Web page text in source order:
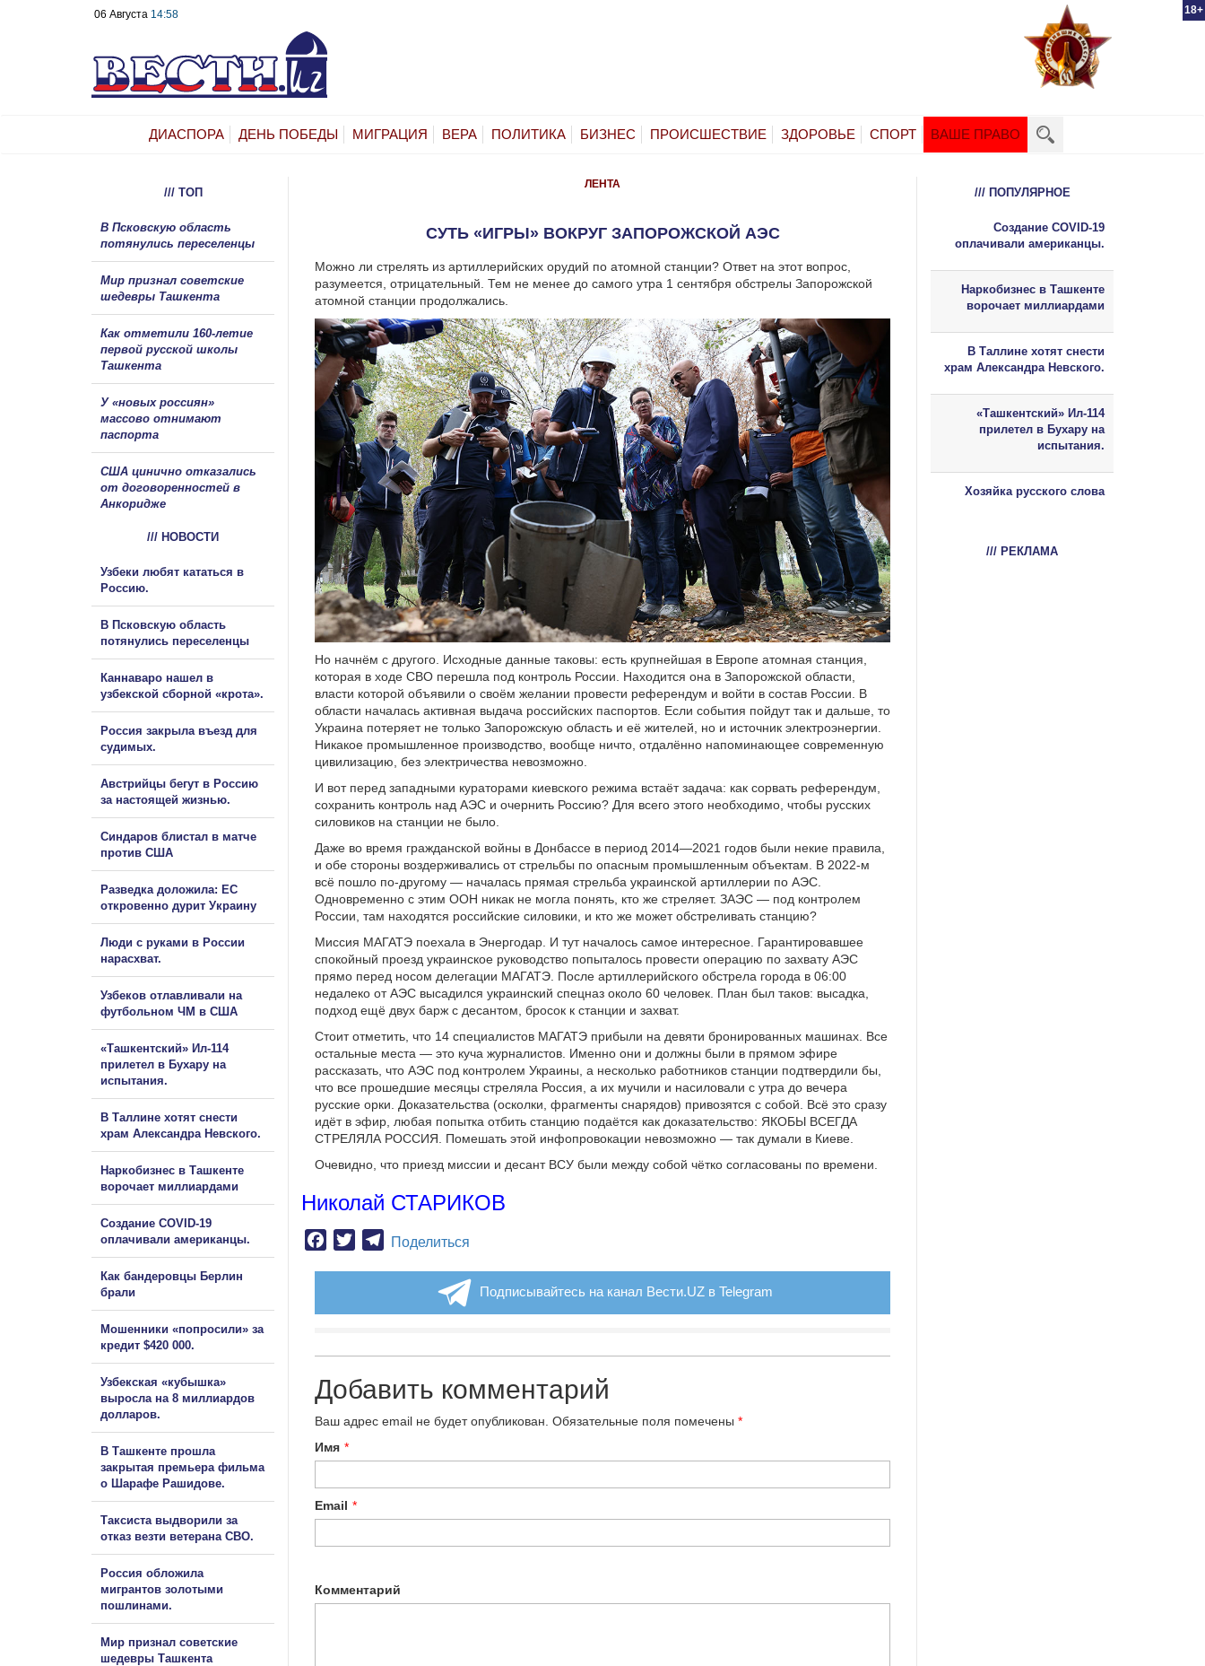
18+
06 Августа 14:58
ДИАСПОРА ДЕНЬ ПОБЕДЫ МИГРАЦИЯ ВЕРА ПОЛИТИКА БИЗНЕС ПРОИСШЕСТВИЕ ЗДОРОВЬЕ СПОРТ ВАШЕ ПРАВО
ЛЕНТА
СУТЬ «ИГРЫ» ВОКРУГ ЗАПОРОЖСКОЙ АЭС
Можно ли стрелять из артиллерийских орудий по атомной станции? Ответ на этот вопрос,
разумеется, отрицательный. Тем не менее до самого утра 1 сентября обстрелы Запорожской
атомной станции продолжались.
Но начнём с другого. Исходные данные таковы: есть крупнейшая в Европе атомная станция,
которая в ходе СВО перешла под контроль России. Находится она в Запорожской области,
власти которой объявили о своём желании провести референдум и войти в состав России. В
области началась активная выдача российских паспортов. Если события пойдут так и дальше, то
Украина потеряет не только Запорожскую область и её жителей, но и источник электроэнергии.
Никакое промышленное производство, вообще ничто, отдалённо напоминающее современную
цивилизацию, без электричества невозможно.
И вот перед западными кураторами киевского режима встаёт задача: как сорвать референдум,
сохранить контроль над АЭС и очернить Россию? Для всего этого необходимо, чтобы русских
силовиков на станции не было.
Даже во время гражданской войны в Донбассе в период 2014—2021 годов были некие правила,
и обе стороны воздерживались от стрельбы по опасным промышленным объектам. В 2022-м
всё пошло по-другому — началась прямая стрельба украинской артиллерии по АЭС.
Одновременно с этим ООН никак не могла понять, кто же стреляет. ЗАЭС — под контролем
России, там находятся российские силовики, и кто же может обстреливать станцию?
Миссия МАГАТЭ поехала в Энергодар. И тут началось самое интересное. Гарантировавшее
спокойный проезд украинское руководство попыталось провести операцию по захвату АЭС
прямо перед носом делегации МАГАТЭ. После артиллерийского обстрела города в 06:00
недалеко от АЭС высадился украинский спецназ около 60 человек. План был таков: высадка,
подход ещё двух барж с десантом, бросок к станции и захват.
Стоит отметить, что 14 специалистов МАГАТЭ прибыли на девяти бронированных машинах. Все
остальные места — это куча журналистов. Именно они и должны были в прямом эфире
рассказать, что АЭС под контролем Украины, а несколько работников станции подтвердили бы,
что все прошедшие месяцы стреляла Россия, а их мучили и насиловали с утра до вечера
русские орки. Доказательства (осколки, фрагменты снарядов) привозятся с собой. Всё это сразу
идёт в эфир, любая попытка отбить станцию подаётся как доказательство: ЯКОБЫ ВСЕГДА
СТРЕЛЯЛА РОССИЯ. Помешать этой инфопровокации невозможно — так думали в Киеве.
Очевидно, что приезд миссии и десант ВСУ были между собой чётко согласованы по времени.
Николай СТАРИКОВ
Facebook
TwitterTelegram
Поделиться
Подписывайтесь на канал Вести.UZ в Telegram
Добавить комментарий
Ваш адрес email не будет опубликован. Обязательные поля помечены *
Имя *
Email *
Комментарий
/// ТОП
В Псковскую область
потянулись переселенцы
Мир признал советские
шедевры Ташкента
Как отметили 160-летие
первой русской школы
Ташкента
У «новых россиян»
массово отнимают
паспорта
США цинично отказались
от договоренностей в
Анкоридже
/// НОВОСТИ
Узбеки любят кататься в
Россию.
В Псковскую область
потянулись переселенцы
Каннаваро нашел в
узбекской сборной «крота».
Россия закрыла въезд для
судимых.
Австрийцы бегут в Россию
за настоящей жизнью.
Синдаров блистал в матче
против США
Разведка доложила: ЕС
откровенно дурит Украину
Люди с руками в России
нарасхват.
Узбеков отлавливали на
футбольном ЧМ в США
«Ташкентский» Ил-114
прилетел в Бухару на
испытания.
В Таллине хотят снести
храм Александра Невского.
Наркобизнес в Ташкенте
ворочает миллиардами
Создание COVID-19
оплачивали американцы.
Как бандеровцы Берлин
брали
Мошенники «попросили» за
кредит $420 000.
Узбекская «кубышка»
выросла на 8 миллиардов
долларов.
В Ташкенте прошла
закрытая премьера фильма
о Шарафе Рашидове.
Таксиста выдворили за
отказ везти ветерана СВО.
Россия обложила
мигрантов золотыми
пошлинами.
Мир признал советские
шедевры Ташкента
/// ПОПУЛЯРНОЕ
Создание COVID-19
оплачивали американцы.
Наркобизнес в Ташкенте
ворочает миллиардами
В Таллине хотят снести
храм Александра Невского.
«Ташкентский» Ил-114
прилетел в Бухару на
испытания.
Хозяйка русского слова
/// РЕКЛАМА